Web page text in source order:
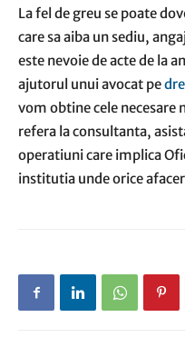
La fel de greu se poate
care sa aiba un sediu,
este nevoie de acte de la
ajutorul unui avocat pe
vom obtine cele necesare
refera la consultanta,
operatiuni care implica
institutia unde orice